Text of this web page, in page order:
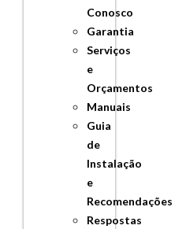
Conosco
Garantia
Serviços
e
Orçamentos
Manuais
Guia
de
Instalação
e
Recomendações
Respostas